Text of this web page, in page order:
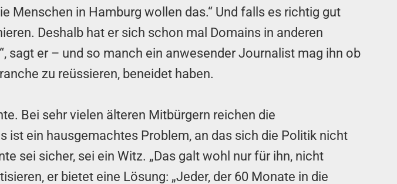
Menschen in Hamburg wollen das.“ Und falls es richtig gut
Deshalb hat er sich schon mal Domains in anderen
sagt er – und so manch ein anwesender Journalist mag ihn ob
zu reüssieren, beneidet haben.
Bei sehr vielen älteren Mitbürgern reichen die
ist ein hausgemachtes Problem, an das sich die Politik nicht
sei sicher, sei ein Witz. „Das galt wohl nur für ihn, nicht
er bietet eine Lösung: „Jeder, der 60 Monate in die